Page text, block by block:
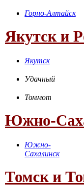
Горно-Алтайск
Якутск и
Якутск
Удачный
Томмот
Южно-
Южно-
Сахалинск
Томск и